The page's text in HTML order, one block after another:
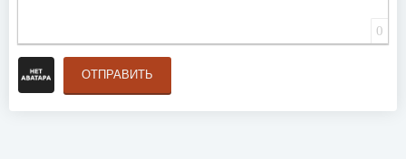
0
ОТПРАВИТЬ